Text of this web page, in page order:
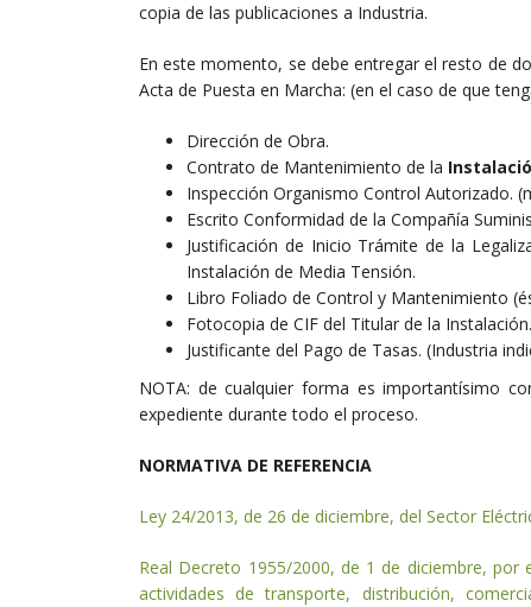
copia de las publicaciones a Industria.
En este momento, se debe entregar el resto de
Acta de Puesta en Marcha: (en el caso de que
Dirección de Obra.
Contrato de Mantenimiento de la
Inspección Organismo Control Autorizado.
Escrito Conformidad de la Compañía
Justificación de Inicio Trámite de la
Instalación de Media Tensión.
Libro Foliado de Control y Mantenimiento
Fotocopia de CIF del Titular de la Instalación.
Justificante del Pago de Tasas. (Industria
NOTA: de cualquier forma es importantísimo
expediente durante todo el proceso.
NORMATIVA DE REFERENCIA
Ley 24/2013, de 26 de diciembre, del Sector
Real Decreto 1955/2000, de 1 de diciembre,
actividades de transporte, distribución,